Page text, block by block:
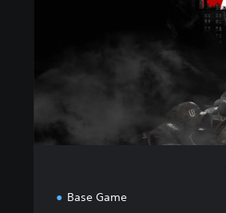
Base Game